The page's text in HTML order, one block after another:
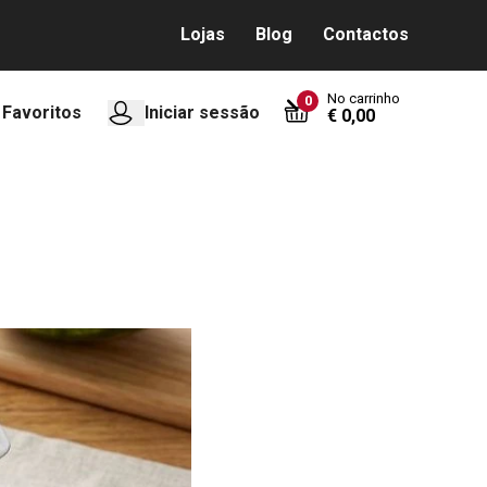
Lojas Blog Contactos
Favoritos Iniciar sessão
0 No carrinho
€ 0,00